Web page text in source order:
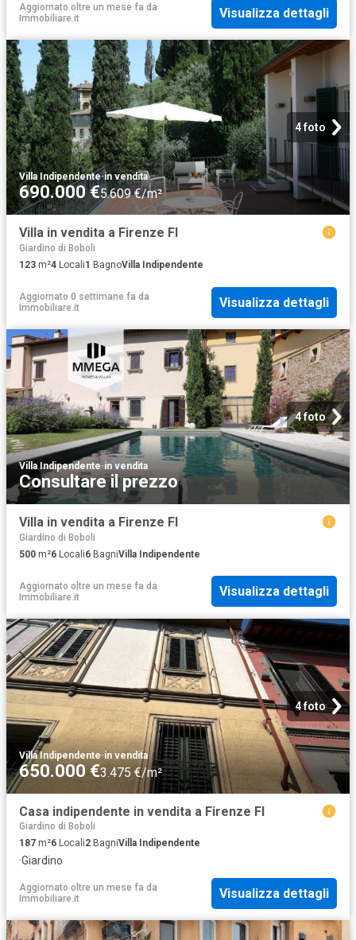
Aggiornato oltre un mese fa da
Immobiliare.it
Visualizza dettagli
4 foto
Villa Indipendente·in vendita
690.000 €5.609 €/m²
Villa in vendita a Firenze FI
Giardino di Boboli
123 m²4 Locali1 BagnoVilla Indipendente
Aggiornato 0 settimane fa da
Immobiliare.it
Visualizza dettagli
4 foto
Villa Indipendente·in vendita
Consultare il prezzo
Villa in vendita a Firenze FI
Giardino di Boboli
500 m²6 Locali6 BagniVilla Indipendente
Aggiornato oltre un mese fa da
Immobiliare.it
Visualizza dettagli
4 foto
Villa Indipendente·in vendita
650.000 €3.475 €/m²
Casa indipendente in vendita a Firenze FI
Giardino di Boboli
187 m²6 Locali2 BagniVilla Indipendente
·Giardino
Aggiornato oltre un mese fa da
Immobiliare.it
Visualizza dettagli